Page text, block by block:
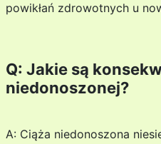
powikłań zdrowotnych u
Q: Jakie są
niedonoszonej?
A: Ciąża niedonoszona